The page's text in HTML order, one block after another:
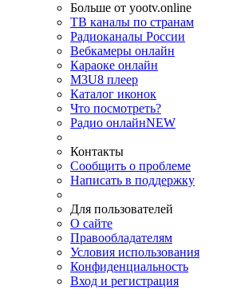
Больше от yootv.online
ТВ каналы по странам
Радиоканалы России
Вебкамеры онлайн
Караоке онлайн
M3U8 плеер
Каталог иконок
Что посмотреть?
Радио онлайнNEW
Контакты
Сообщить о проблеме
Написать в поддержку
Для пользователей
О сайте
Правообладателям
Условия использования
Конфиденциальность
Вход и регистрация